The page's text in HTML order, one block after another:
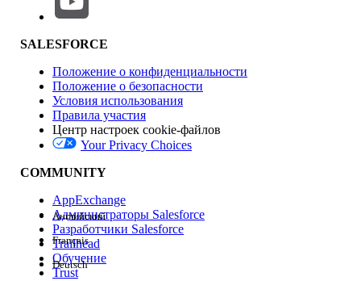
Влияние на функции
Версия
Возможности
SALESFORCE
Положение о конфиденциальности
Положение о безопасности
Условия использования
Правила участия
Центр настроек cookie-файлов
Your Privacy Choices
COMMUNITY
AppExchange
Администраторы Salesforce
Разработчики Salesforce
Trailhead
Обучение
Trust
Английский
Français
Deutsch